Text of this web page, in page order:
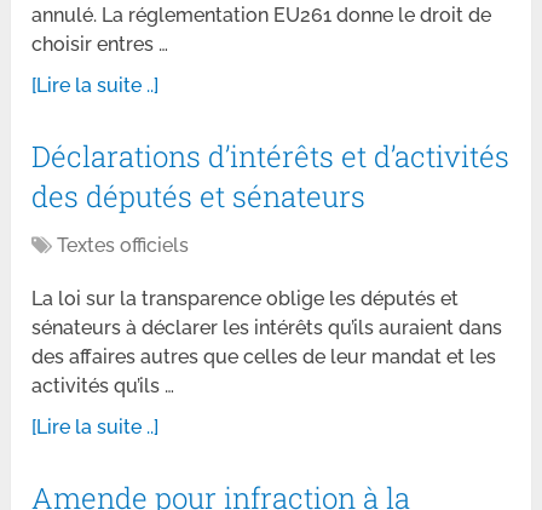
annulé. La réglementation EU261 donne le droit de
choisir entres …
[Lire la suite ..]
Déclarations d’intérêts et d’activités
des députés et sénateurs
Textes officiels
La loi sur la transparence oblige les députés et
sénateurs à déclarer les intérêts qu’ils auraient dans
des affaires autres que celles de leur mandat et les
activités qu’ils …
[Lire la suite ..]
Amende pour infraction à la